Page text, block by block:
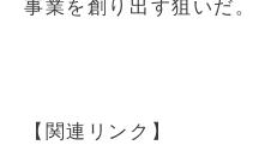
事業を創り出す狙いだ。
【関連リンク】